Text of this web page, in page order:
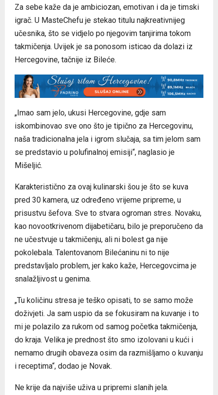
Za sebe kaže da je ambiciozan, emotivan i da je timski
igrač. U MasteChefu je stekao titulu najkreativnijeg
učesnika, što se vid‌jelo po njegovim tanjirima tokom
takmičenja. Uvijek je sa ponosom isticao da dolazi iz
Hercegovine, tačnije iz Bileće.
„Imao sam jelo, ukusi Hercegovine, gd‌je sam
iskombinovao sve ono što je tipično za Hercegovinu,
naša tradicionalna jela i igrom slučaja, sa tim jelom sam
se predstavio u polufinalnoj emisiji“, naglasio je
Mišeljić.
Karakteristično za ovaj kulinarski šou je što se kuva
pred 30 kamera, uz određeno vrijeme pripreme, u
prisustvu šefova. Sve to stvara ogroman stres. Novaku,
kao novootkrivenom dijabetičaru, bilo je preporučeno da
ne učestvuje u takmičenju, ali ni bolest ga nije
pokolebala. Talentovanom Bilećaninu ni to nije
predstavljalo problem, jer kako kaže, Hercegovcima je
snalažljivost u genima.
„Tu količinu stresa je teško opisati, to se samo može
doživjeti. Ja sam uspio da se fokusiram na kuvanje i to
mi je polazilo za rukom od samog početka takmičenja,
do kraja. Velika je prednost što smo izolovani u kući i
nemamo drugih obaveza osim da razmišljamo o kuvanju
i receptima“, dodao je Novak.
Ne krije da najviše uživa u pripremi slanih jela.